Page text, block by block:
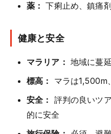
薬： 下痢止め、鎮痛
健康と安全
マラリア： 地域に蔓
標高：
マラは1,500m
安全： 評判の良いツ
的に安全